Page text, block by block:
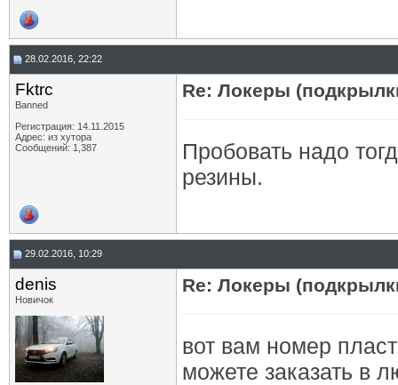
28.02.2016, 22:22
Fktrc
Banned
Регистрация: 14.11.2015
Адрес: из хутора
Сообщений: 1,387
Re: Локеры
Пробовать надо
резины.
29.02.2016, 10:29
denis
Новичок
Re: Локеры
вот вам номер
можете заказать в